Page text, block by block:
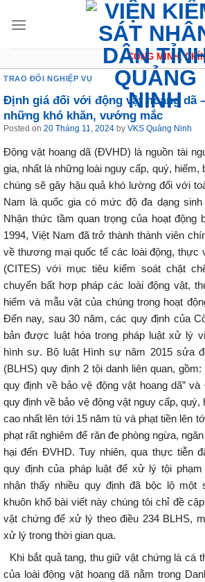
CÔNG MINH,
TRAO ĐỔI NGHIỆP VỤ
Định giá đối với động vật hoang dã
những khó khăn, vướng mắc
Posted on 20 Tháng 11, 2024 by VKS Quảng Ninh
Động vật hoang dã (ĐVHD) là nguồn tài
gia, nhất là những loài nguy cấp, quý,
chúng sẽ gây hậu quả khó lường đối với
Nam là quốc gia có mức độ đa dạng
Nhận thức tầm quan trọng của hoạt động
1994, Việt Nam đã trở thành thành viên
về thương mại quốc tế các loài động, thực
(CITES) với mục tiêu kiểm soát chặt
chuyển bất hợp pháp các loài động vật,
hiếm và mẫu vật của chúng trong hoạt
Đến nay, sau 30 năm, các quy định của
bản được luật hóa trong pháp luật xử lý
hình sự. Bộ luật Hình sự năm 2015 sửa
(BLHS) quy định 2 tội danh liên quan,
quy định về bảo vệ động vật hoang dã” và
quy định về bảo vệ động vật nguy cấp,
cao nhất lên tới 15 năm tù và phạt tiền lên
phạt rất nghiêm để răn đe phòng ngừa,
hại đến ĐVHD. Tuy nhiên, qua thực tiễn
quy định của pháp luật để xử lý tội
nhận thấy nhiều quy định đã bộc lộ một
khuôn khổ bài viết này chúng tôi chỉ đề
vật chứng để xử lý theo điều 234 BLHS,
xử lý trong thời gian qua.
Khi bắt quả tang, thu giữ vật chứng là cá
của loài động vật hoang dã nằm trong